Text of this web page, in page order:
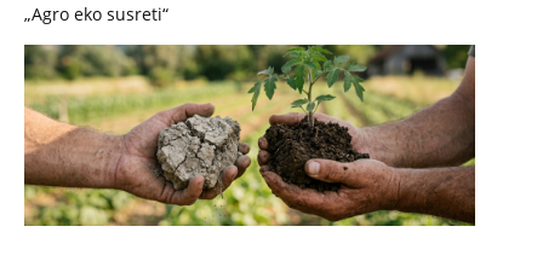
„Agro eko susreti“